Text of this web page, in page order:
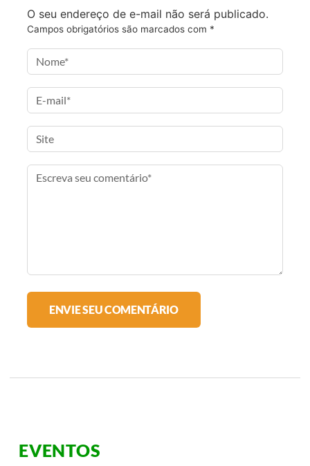
b
o
o
k
t
e
r
a
g
r
a
i
l
O seu endereço de e-mail não será publicado.
Campos obrigatórios são marcados com *
EVENTOS